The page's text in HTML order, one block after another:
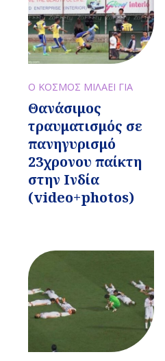
Ο ΚΟΣΜΟΣ ΜΙΛΑΕΙ ΓΙΑ
Θανάσιμος
τραυματισμός σε
πανηγυρισμό
23χρονου παίκτη
στην Ινδία
(video+photos)